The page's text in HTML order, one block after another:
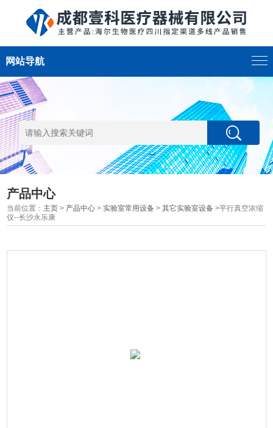
网站导航
产品中心
当前位置： 主页 > 产品中心 >实验室常用设备 >其它实验室设备 >平行真空浓缩
仪--长沙永乐康